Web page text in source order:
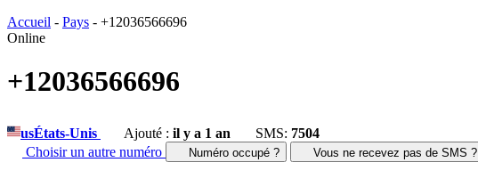
Accueil - Pays - +12036566696
Online
+12036566696
usÉtats-Unis Ajouté : il y a 1 an SMS: 7504
Choisir un autre numéro
Numéro occupé ? Vous ne recevez pas de SMS ?